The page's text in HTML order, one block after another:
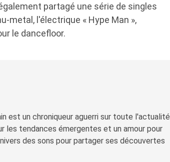
partagé une série de singles
metal, l'électrique « Hype Man »,
le dancefloor.
est un chroniqueur aguerri sur toute l'actualité
les tendances émergentes et un amour pour
des sons pour partager ses découvertes